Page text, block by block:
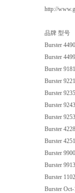
http://
品牌 型号
Burster 4490
Burster 4499
Burster 9181
Burster 9221
Burster 9235
Burster 9243
Burster 9253
Burster
Burster
Burster
Burster
Burster
Burster Oct-